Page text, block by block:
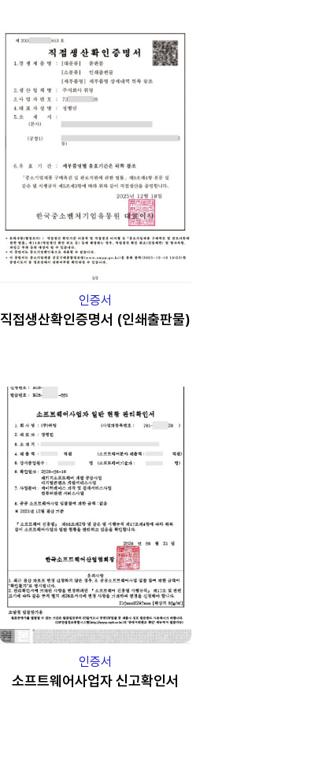
인증서
직접생산확인증명서 (인쇄출판물)
인증서
소프트웨어사업자 신고확인서